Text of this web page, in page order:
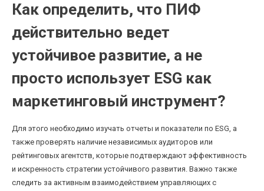
Как определить, что ПИФ
действительно ведет
устойчивое развитие, а не
просто использует ESG как
маркетинговый инструмент?
Для этого необходимо изучать отчеты и показатели по ESG, а
также проверять наличие независимых аудиторов или
рейтинговых агентств, которые подтверждают эффективность
и искренность стратегии устойчивого развития. Важно также
следить за активным взаимодействием управляющих с